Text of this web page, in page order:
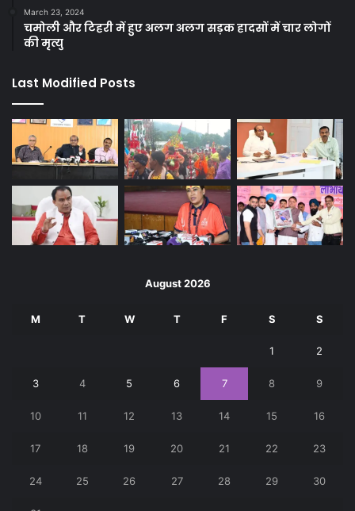
March 23, 2024
चमोली और टिहरी में हुए अलग अलग सड़क हादसों में चार लोगों
की मृत्यु
Last Modified Posts
August 2026
M T W T F S S
1 2
3 4 5 6 7 8 9
10 11 12 13 14 15 16
17 18 19 20 21 22 23
24 25 26 27 28 29 30